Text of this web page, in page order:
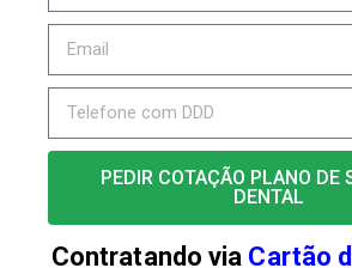
PEDIR COTAÇÃO PLANO DE
DENTAL
Contratando via Cartão